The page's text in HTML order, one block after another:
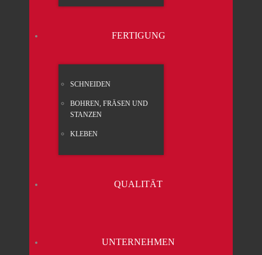
FER­TI­GUNG
SCHNEI­DEN
BOH­REN, FRÄ­SEN UND
STAN­ZEN
KLE­BEN
QUA­LI­TÄT
UNTER­NEH­MEN